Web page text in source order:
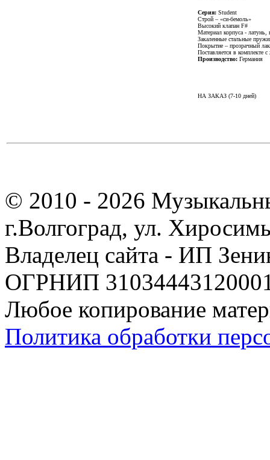
Серия: Student
Строй – «си-бемоль»
Высокий клапан F#
Материал корпуса - латунь,
Закаленные стальные
Покрытие – прозрачный лак
Поставляется в комплекте
Производство: Германия
НА ЗАКАЗ (7-10 дней)
© 2010 - 2026
г.Волгоград, ул.
Владелец сайта - ИП
ОГРНИП
Любое копирование
Политика обработки